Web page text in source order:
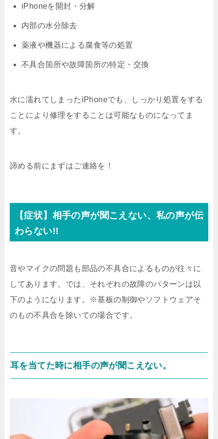
iPhoneを開封・分解
内部の水分除去
薬液や機器による腐食等の処置
不具合箇所や故障箇所の特定・交換
水に濡れてしまったiPhoneでも、しっかり処置をする
ことにより修理をすることは可能なものになってま
す。
諦める前にまずはご連絡を！
【症状】相手の声が聞こえない、私の声が伝
わらない!!
音やマイクの問題も部品の不具合によるものが往々に
してあります。では、それぞれの故障のパターンは以
下のようになります。※基板の制御やソフトウェアそ
のもの不具合を除いての場合です。
耳を当てた時に相手の声が聞こえない。